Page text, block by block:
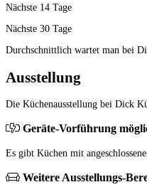
Nächste 14 Tage
Nächste 30 Tage
Durchschnittlich wartet man bei
Ausstellung
Die Küchenausstellung bei Dick
Geräte-Vorführung
Es gibt Küchen mit
Weitere Ausstellungs-